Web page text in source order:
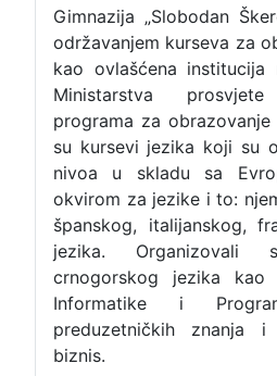
Gimnazija „Slobodan
održavanjem kurseva za
kao ovlašćena institucija
Ministarstva
programa za
su kursevi jezika koji su
nivoa u skladu sa
okvirom za jezike i to:
španskog, italijanskog,
jezika.
crnogorskog jezika kao
Informatike i
preduzetničkih znanja
biznis.